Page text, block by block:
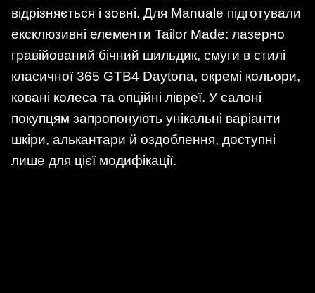
відрізняється і зовні. Для Manuale підготували
ексклюзивні елементи Tailor Made: лазерно
гравійований бічний шильдик, смуги в стилі
класичної 365 GTB4 Daytona, окремі кольори,
ковані колеса та опційні лівреї. У салоні
покупцям запропонують унікальні варіанти
шкіри, алькантари й оздоблення, доступні
лише для цієї модифікації.